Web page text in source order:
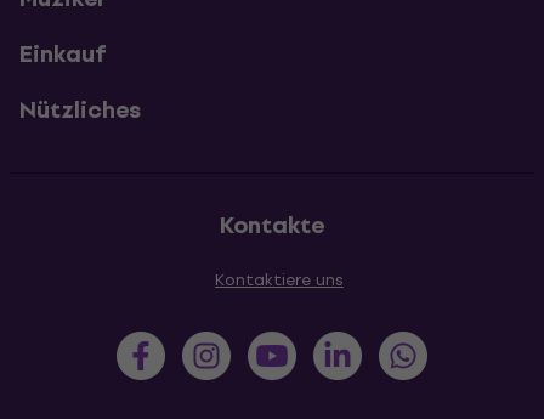
Einkauf
Nützliches
Kontakte
Kontaktiere uns